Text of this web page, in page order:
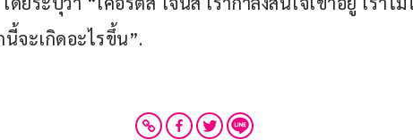
นี้จะเกิดอะไรขึ้น”.